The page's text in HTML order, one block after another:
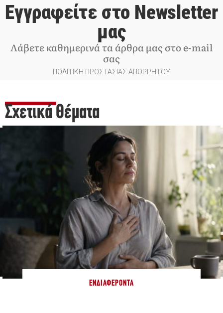
Εγγραφείτε στο Newsletter
μας
Λάβετε καθημερινά τα άρθρα μας στο e-mail
σας
ΠΟΛΙΤΙΚΗ ΠΡΟΣΤΑΣΙΑΣ ΑΠΟΡΡΗΤΟΥ
Σχετικά Θέματα
ΕΝΔΙΑΦΈΡΟΝΤΑ